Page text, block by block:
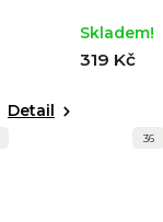
Detail
Skladem!
319 Kč
36